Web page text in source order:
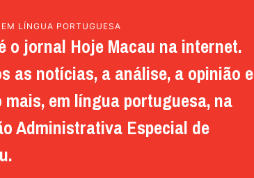
LÍNGUA PORTUGUESA
o jornal Hoje Macau na internet.
as notícias, a análise, a opinião e
mais, em língua portuguesa, na
Administrativa Especial de